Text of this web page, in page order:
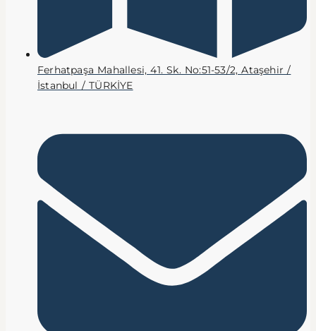
Ferhatpaşa Mahallesi, 41. Sk. No:51-53/2, Ataşehir /
İstanbul / TÜRKİYE